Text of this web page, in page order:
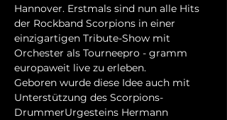
Hannover. Erstmals sind nun alle Hits
der Rockband Scorpions in einer
einzigartigen Tribute-Show mit
Orchester als Tourneepro - gramm
europaweit live zu erleben.
Geboren wurde diese Idee auch mit
Unterstützung des Scorpions-
DrummerUrgesteins Hermann